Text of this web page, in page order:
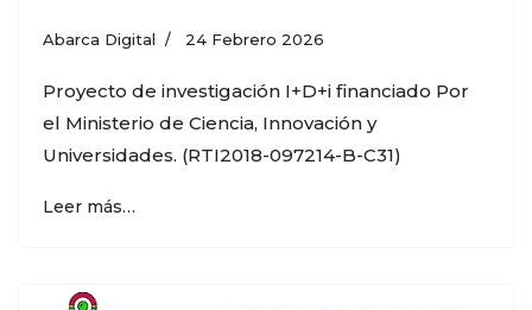
Abarca Digital 24 Febrero 2026
Proyecto de investigación I+D+i financiado Por
el Ministerio de Ciencia, Innovación y
Universidades. (RTI2018-097214-B-C31)
Leer más…